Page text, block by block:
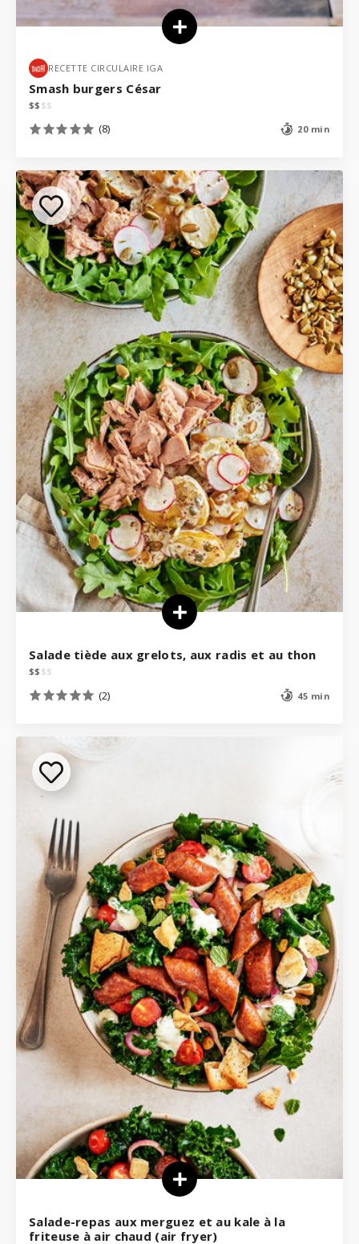
RECETTE CIRCULAIRE IGA
Smash burgers César
$$ $$
(8) 20 min
Salade tiède aux grelots, aux radis et au thon
$$ $$
(2) 45 min
Salade-repas aux merguez et au kale à la
friteuse à air chaud (air fryer)